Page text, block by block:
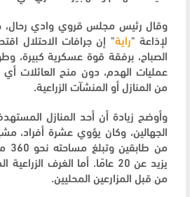
وقال رئيس مجلس قروي وادي
لإذاعة "راية" إن جرافات الاحتلال
الصباح، برفقة قوة عسكرية كبيرة،
عمليات الهدم، دون منح العائلات أي
من المنازل أو المنشآت الزراعية.
وأوضح زيادة أن أحد المنازل
الجهالين، وكان يؤوي عشرة أفراد،
يزيد عن 20 عامًا. أما الغرف
من قبل المزارعين المحليين.